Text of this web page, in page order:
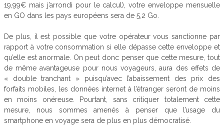
19,99€ mais j’arrondi pour le calcul), votre enveloppe mensuelle
en GO dans les pays européens sera de 5,2 Go.
De plus, il est possible que votre opérateur vous sanctionne par
rapport à votre consommation si elle dépasse cette enveloppe et
qu’elle est anormale. On peut donc penser que cette mesure, tout
de même avantageuse pour nous voyageurs, aura des effets de
« double tranchant » puisqu’avec l’abaissement des prix des
forfaits mobiles, les données internet à l’étranger seront de moins
en moins onéreuse.
Pourtant, sans critiquer totalement cette
mesure, nous sommes amenés à penser que l’usage du
smartphone en voyage sera de plus en plus démocratisé.